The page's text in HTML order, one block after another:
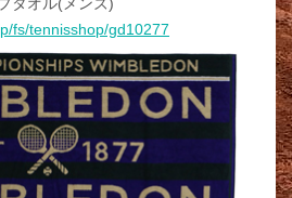
fs/tennisshop/gd10277